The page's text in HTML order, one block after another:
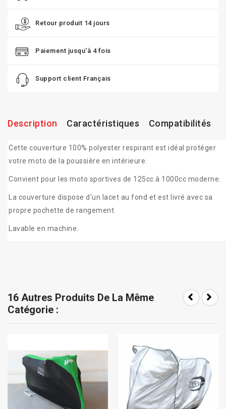
Retour produit 14 jours
Paiement jusqu'à 4 fois
Support client Français
Description Caractéristiques Compatibilités
Cette couverture 100% polyester respirant est idéal protéger
votre moto de la poussière en intérieure.
Convient pour les moto sportives de 125cc à 1000cc moderne.
La couverture dispose d'un lacet au fond et est livré avec sa
propre pochette de rangement.
Lavable en machine.
16 Autres Produits De La Même
Catégorie :